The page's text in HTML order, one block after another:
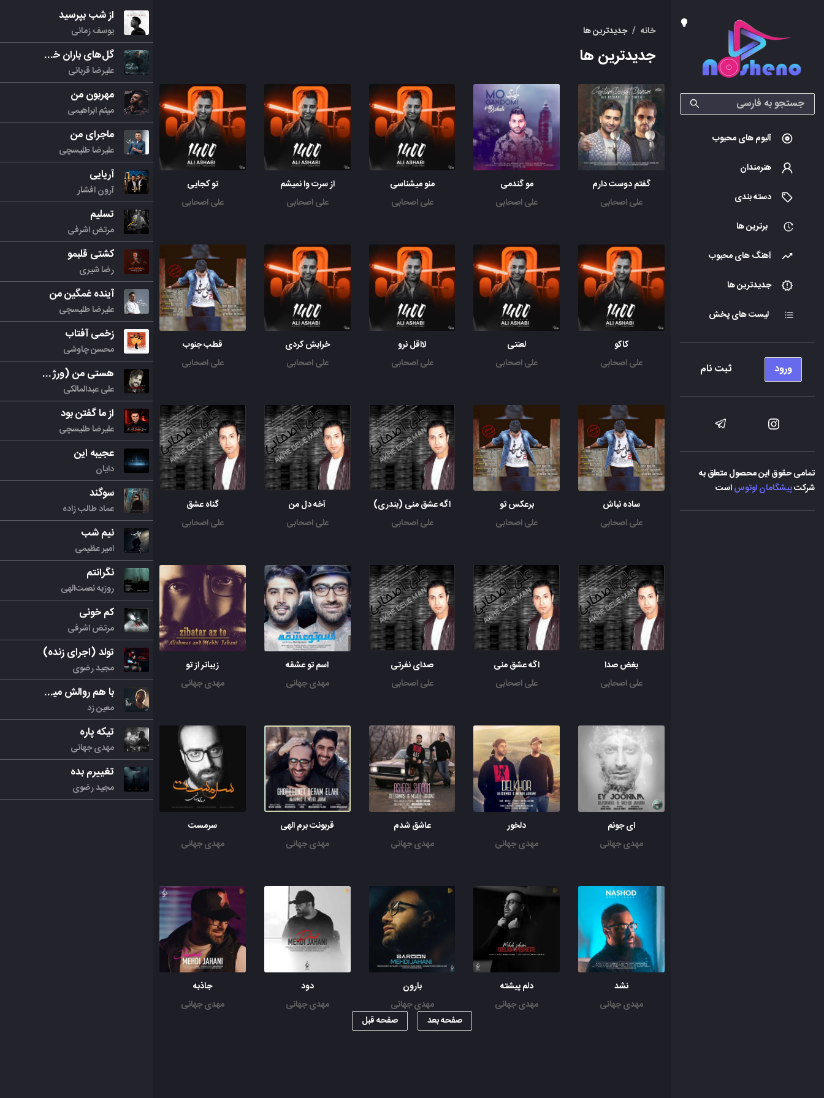
آلبوم های محبوب
هنرمندان
دسته بندی
برترین ها
آهنگ های محبوب
جدیدترین ها
لیست های پخش
ورود ثبت نام
تمامی حقوق این محصول متعلق به
شرکتپیشگامان لوتوساست
خانه / جدیدترین ها
جدیدترین ها
گفتم دوست دارم
علی اصحابی
مو گندمی
علی اصحابی
منو میشناسی
علی اصحابی
از سرت وا نمیشم
علی اصحابی
تو کجایی
علی اصحابی
کاکو
علی اصحابی
لعنتی
علی اصحابی
لااقل نرو
علی اصحابی
خرابش کردی
علی اصحابی
قطب جنوب
علی اصحابی
ساده نباش
علی اصحابی
برعکس تو
علی اصحابی
اگه عشق منی (بندری)
علی اصحابی
آخه دل من
علی اصحابی
گناه عشق
علی اصحابی
بغض صدا
علی اصحابی
اگه عشق منی
علی اصحابی
صدای نفرتی
علی اصحابی
اسم تو عشقه
مهدی جهانی
زیباتر از تو
مهدی جهانی
ای جونم
مهدی جهانی
دلخور
مهدی جهانی
عاشق شدم
مهدی جهانی
قربونت برم الهی
مهدی جهانی
سرمست
مهدی جهانی
نشد
مهدی جهانی
دلم پیشته
مهدی جهانی
بارون
مهدی جهانی
دود
مهدی جهانی
جاذبه
مهدی جهانی
صفحه بعد
صفحه قبل
از شب بپرسید
یوسف زمانی
گل‌های باران خورده
علیرضا قربانی
مهربون من
میثم ابراهیمی
ماجرای من
علیرضا طلیسچی
آریایی
آرون افشار
تسلیم
مرتض اشرفی
کشتی قلبمو
رضا شیری
آینده غمگین من
علیرضا طلیسچی
زخمی آفتاب
محسن چاوشی
هستی من (ورژن جدید)
علی عبدالمالکی
از ما گفتن بود
علیرضا طلیسچی
عجیبه این
دایان
سوگند
عماد طالب زاده
نیم شب
امیر عظیمی
نگرانتم
روزبه نعمت‌الهی
کم خونی
مرتض اشرفی
تولد (اجرای زنده)
مجید رضوی
با هم روالش میکنیم
معین زد
تیکه پاره
مهدی جهانی
تغییرم بده
مجید رضوی